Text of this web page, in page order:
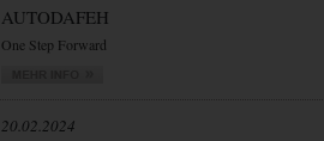
AUTODAFEH
One Step Forward
20.02.2024